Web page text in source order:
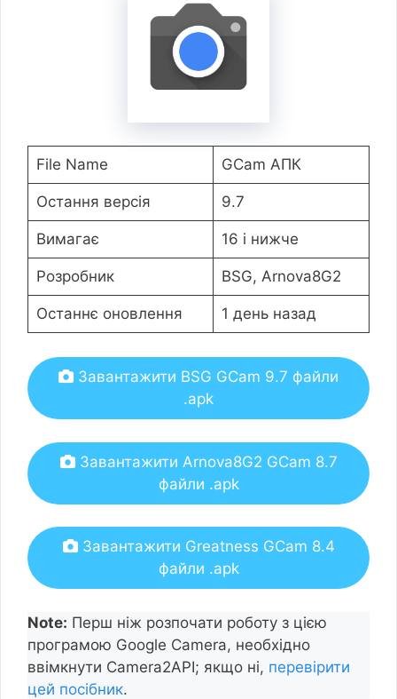
File Name GCam АПК
Остання версія 9.7
Вимагає 16 і нижче
Розробник BSG, Arnova8G2
Останнє оновлення 1 день назад
Завантажити BSG GCam 9.7 файли
.apk
Завантажити Arnova8G2 GCam 8.7
файли .apk
Завантажити Greatness GCam 8.4
файли .apk
Note: Перш ніж розпочати роботу з цією
програмою Google Camera, необхідно
ввімкнути Camera2API; якщо ні, перевірити
цей посібник.